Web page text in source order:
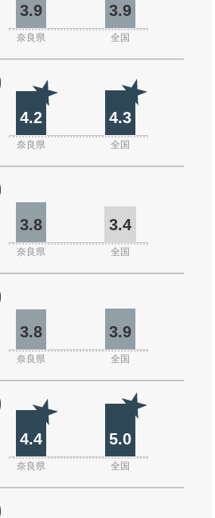
3.9 3.9
奈良県 全国
4.2 4.3
奈良県 全国
3.8 3.4
奈良県 全国
3.8 3.9
奈良県 全国
4.4 5.0
奈良県 全国